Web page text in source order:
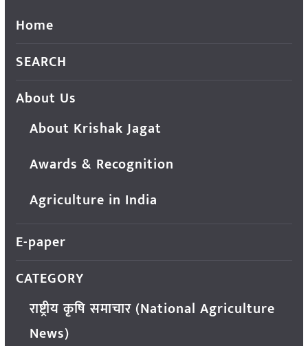
Home
SEARCH
About Us
About Krishak Jagat
Awards & Recognition
Agriculture in India
E-paper
CATEGORY
राष्ट्रीय कृषि समाचार (National Agriculture
News)